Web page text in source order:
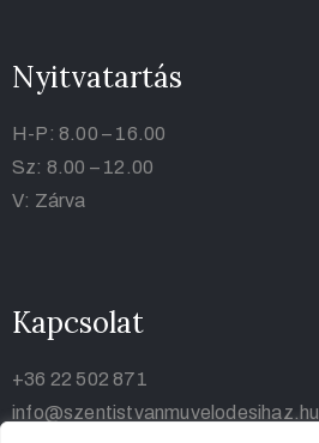
Nyitvatartás
H-P: 8.00 – 16.00
Sz: 8.00 – 12.00
V: Zárva
Kapcsolat
+36 22 502 871
info@szentistvanmuvelodesihaz.hu